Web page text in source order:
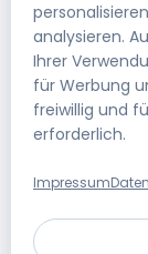
Webhosting
Impressum
AGB
Geld-zurück-
Gratis Website
analysieren.
Ihrer
für Werbung
freiwillig und
erforderlich.
Impressum